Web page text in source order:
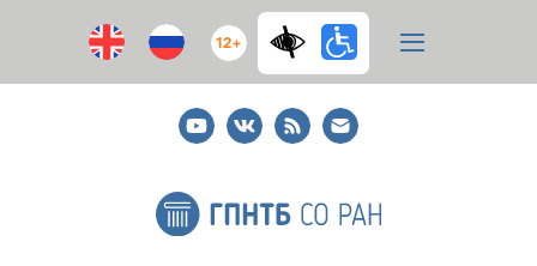
12+
YoutubeВКонтакте
RSS
E-
mail
подписка